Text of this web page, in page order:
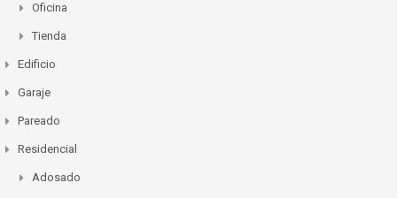
Oficina
Tienda
Edificio
Garaje
Pareado
Residencial
Adosado